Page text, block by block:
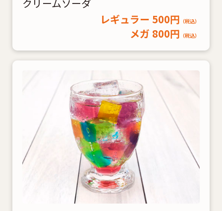
クリームソーダ
レギュラー 500円 （税込）
メガ 800円 （税込）